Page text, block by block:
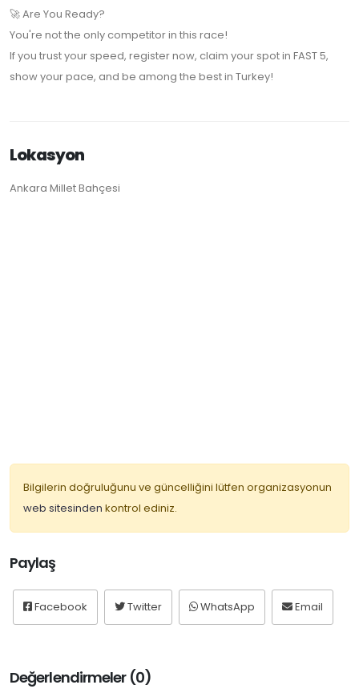
🚀 Are You Ready?
You're not the only competitor in this race!
If you trust your speed, register now, claim your spot in FAST 5,
show your pace, and be among the best in Turkey!
Lokasyon
Ankara Millet Bahçesi
Bilgilerin doğruluğunu ve güncelliğini lütfen organizasyonun
web sitesinden kontrol ediniz.
Paylaş
Facebook Twitter WhatsApp Email
Değerlendirmeler (0)